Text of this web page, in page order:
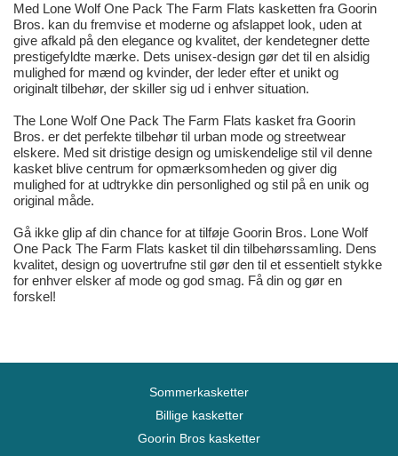
Med Lone Wolf One Pack The Farm Flats kasketten fra Goorin
Bros. kan du fremvise et moderne og afslappet look, uden at
give afkald på den elegance og kvalitet, der kendetegner dette
prestigefyldte mærke. Dets unisex-design gør det til en alsidig
mulighed for mænd og kvinder, der leder efter et unikt og
originalt tilbehør, der skiller sig ud i enhver situation.
The Lone Wolf One Pack The Farm Flats kasket fra Goorin
Bros. er det perfekte tilbehør til urban mode og streetwear
elskere. Med sit dristige design og umiskendelige stil vil denne
kasket blive centrum for opmærksomheden og giver dig
mulighed for at udtrykke din personlighed og stil på en unik og
original måde.
Gå ikke glip af din chance for at tilføje Goorin Bros. Lone Wolf
One Pack The Farm Flats kasket til din tilbehørssamling. Dens
kvalitet, design og uovertrufne stil gør den til et essentielt stykke
for enhver elsker af mode og god smag. Få din og gør en
forskel!
Sommerkasketter
Billige kasketter
Goorin Bros kasketter